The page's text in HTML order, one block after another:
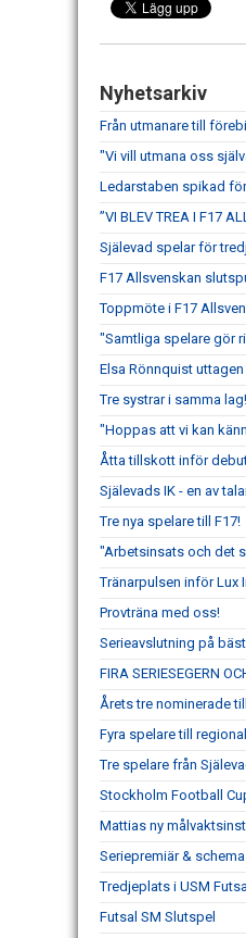
Nyhetsarkiv
Från utmanare till
"Vi vill utmana oss
Ledarstaben spikad
”VI BLEV TREA I F17
Själevad spelar för
F17 Allsvenskan
Toppmöte i F17
"Samtliga spelare gör
Elsa Rönnquist
Tre systrar i samma lag!
"Hoppas att vi kan
Åtta tillskott inför
Själevads IK - en av
Tre nya spelare till F17!
"Arbetsinsats och det
Tränarpulsen inför Lux
Provträna med oss!
Serieavslutning på
FIRA SERIESEGERN
Årets tre nominerade
Fyra spelare till
Tre spelare från
Stockholm Football
Mattias ny
Seriepremiär &
Tredjeplats i USM
Futsal SM Slutspel